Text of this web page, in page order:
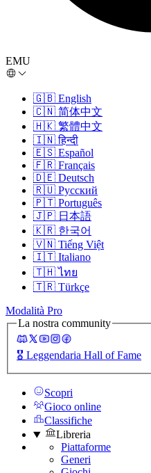
EMU
🇬🇧 English
🇨🇳 简体中文
🇭🇰 繁體中文
🇮🇳 हिन्दी
🇪🇸 Español
🇫🇷 Français
🇩🇪 Deutsch
🇷🇺 Русский
🇵🇹 Português
🇯🇵 日本語
🇰🇷 한국어
🇻🇳 Tiếng Việt
🇮🇹 Italiano
🇹🇭 ไทย
🇹🇷 Türkçe
Modalità Pro
La nostra community
🎖️ Leggendaria Hall of Fame
Scopri
Gioco online
Classifiche
Libreria
Piattaforme
Generi